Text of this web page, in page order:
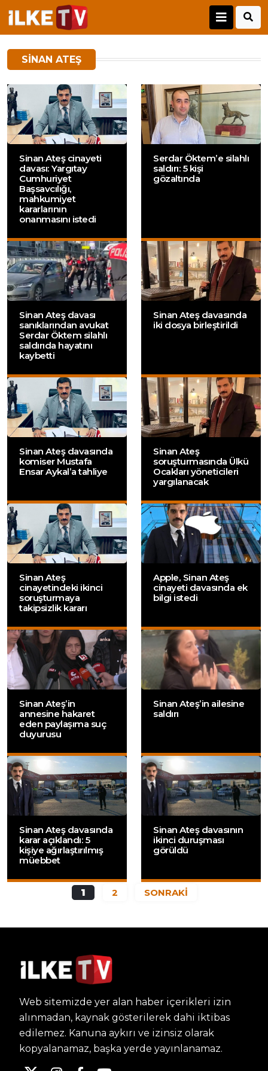
SINAN ATEŞ
Sinan Ateş cinayeti
davası: Yargıtay
Cumhuriyet
Başsavcılığı,
mahkumiyet
kararlarının
onanmasını istedi
Serdar Öktem’e silahlı
saldırı: 5 kişi
gözaltında
Sinan Ateş davası
sanıklarından avukat
Serdar Öktem silahlı
saldırıda hayatını
kaybetti
Sinan Ateş davasında
iki dosya birleştirildi
Sinan Ateş davasında
komiser Mustafa
Ensar Aykal’a tahliye
Sinan Ateş
soruşturmasında Ülkü
Ocakları yöneticileri
yargılanacak
Sinan Ateş
cinayetindeki ikinci
soruşturmaya
takipsizlik kararı
Apple, Sinan Ateş
cinayeti davasında ek
bilgi istedi
Sinan Ateş’in
annesine hakaret
eden paylaşıma suç
duyurusu
Sinan Ateş’in ailesine
saldırı
Sinan Ateş davasında
karar açıklandı: 5
kişiye ağırlaştırılmış
müebbet
Sinan Ateş davasının
ikinci duruşması
görüldü
1 2 SONRAKİ
Web sitemizde yer alan haber içerikleri izin
alınmadan, kaynak gösterilerek dahi iktibas
edilemez. Kanuna aykırı ve izinsiz olarak
kopyalanamaz, başka yerde yayınlanamaz.